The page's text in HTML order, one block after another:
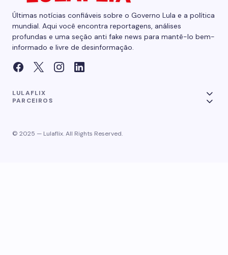
Últimas notícias confiáveis sobre o Governo Lula e a política
mundial. Aqui você encontra reportagens, análises
profundas e uma seção anti fake news para mantê-lo bem-
informado e livre de desinformação.
LULAFLIX
PARCEIROS
© 2025 — Lulaflix. All Rights Reserved.